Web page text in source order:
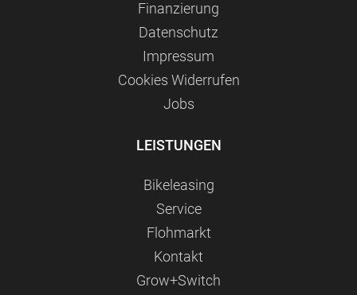
Finanzierung
Datenschutz
Impressum
Сookies Widerrufen
Jobs
LEISTUNGEN
Bikeleasing
Service
Flohmarkt
Kontakt
Grow+Switch